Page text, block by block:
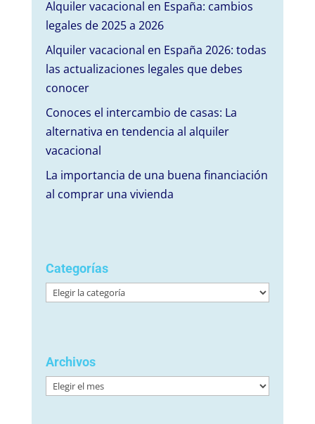
Alquiler vacacional en España: cambios
legales de 2025 a 2026
Alquiler vacacional en España 2026: todas
las actualizaciones legales que debes
conocer
Conoces el intercambio de casas: La
alternativa en tendencia al alquiler
vacacional
La importancia de una buena financiación
al comprar una vivienda
Categorías
Categorías
Archivos
Archivos